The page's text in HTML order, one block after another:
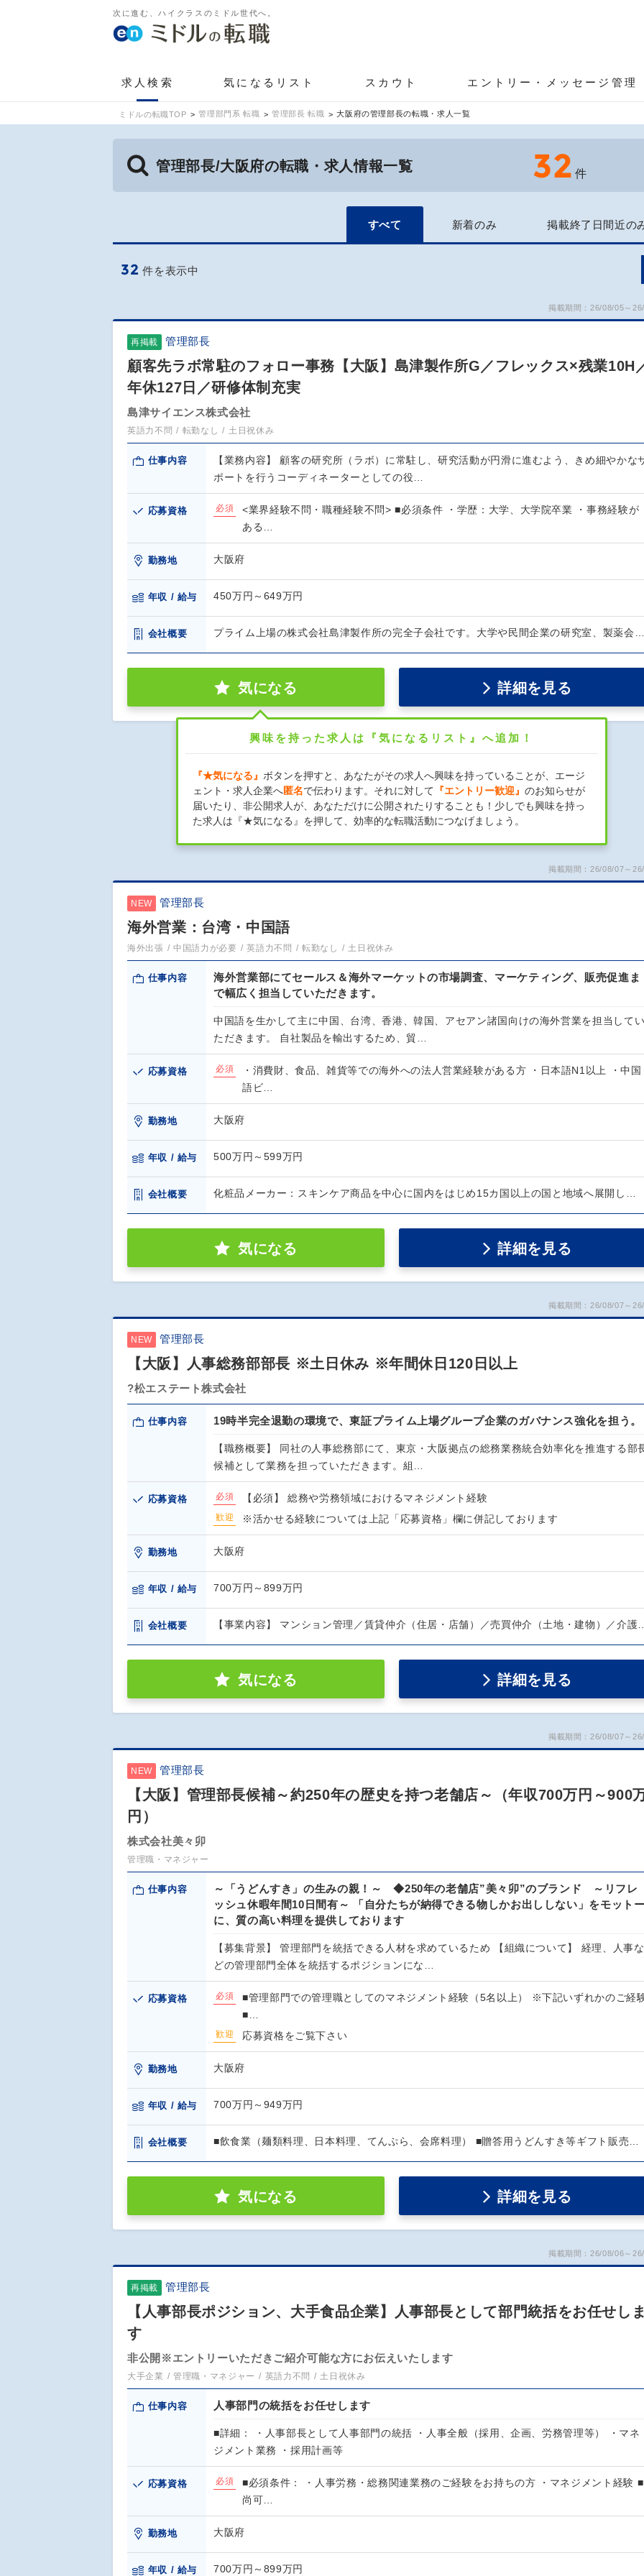
次に進む、ハイクラスのミドル世代へ。
求人検索 気になるリスト スカウト エントリー・メッセージ管理
ミドルの転職TOP 管理部門系 転職 管理部長 転職 大阪府の管理部長の転職・求人一覧
管理部長/大阪府の転職・求人情報一覧 32 件
すべて 新着のみ 掲載終了日間近の
32 件を表示中
掲載期間：26/08/05～
再掲載 管理部長
顧客先ラボ常駐のフォロー事務【大阪】島津製作所G／フレックス×残業10H
年休127日／研修体制充実
島津サイエンス株式会社
英語力不問 転勤なし 土日祝休み
仕事内容
【業務内容】 顧客の研究所（ラボ）に常駐し、研究活動が円滑に進むよう、きめ細やかな
ポートを行うコーディネーターとしての役…
応募資格 必須
<業界経験不問・職種経験不問> ■必須条件 ・学歴：大学、大学院卒業 ・事務経験が
ある…
勤務地 大阪府
年収 / 給与 450万円～649万円
会社概要 プライム上場の株式会社島津製作所の完全子会社です。大学や民間企業の研究室、製薬会
気になる 詳細を見る
興味を持った求人は『気になるリスト』へ追加！
『★気になる』 ボタンを押すと、あなたがその求人へ興味を持っていることが、エージ
ェント・求人企業へ匿名で伝わります。それに対して 『エントリー歓迎』 のお知らせが
届いたり、非公開求人が、あなただけに公開されたりすることも！少しでも興味を持っ
た求人は『★気になる』を押して、効率的な転職活動につなげましょう。
掲載期間：26/08/07～
NEW 管理部長
海外営業：台湾・中国語
海外出張 中国語力が必要 英語力不問 転勤なし 土日祝休み
仕事内容
海外営業部にてセールス＆海外マーケットの市場調査、マーケティング、販売促進ま
で幅広く担当していただきます。
中国語を生かして主に中国、台湾、香港、韓国、アセアン諸国向けの海外営業を担当して
ただきます。 自社製品を輸出するため、貿…
応募資格 必須
・消費財、食品、雑貨等での海外への法人営業経験がある方 ・日本語N1以上 ・中国
語ビ…
勤務地 大阪府
年収 / 給与 500万円～599万円
会社概要 化粧品メーカー：スキンケア商品を中心に国内をはじめ15カ国以上の国と地域へ展開し…
気になる 詳細を見る
掲載期間：26/08/07～
NEW 管理部長
【大阪】人事総務部部長 ※土日休み ※年間休日120日以上
?松エステート株式会社
仕事内容 19時半完全退勤の環境で、東証プライム上場グループ企業のガバナンス強化を担う。
【職務概要】 同社の人事総務部にて、東京・大阪拠点の総務業務統合効率化を推進する部
候補として業務を担っていただきます。組…
応募資格 必須 【必須】 総務や労務領域におけるマネジメント経験
歓迎 ※活かせる経験については上記「応募資格」欄に併記しております
勤務地 大阪府
年収 / 給与 700万円～899万円
会社概要 【事業内容】 マンション管理／賃貸仲介（住居・店舗）／売買仲介（土地・建物）／介
気になる 詳細を見る
掲載期間：26/08/07～
NEW 管理部長
【大阪】管理部長候補～約250年の歴史を持つ老舗店～（年収700万円～900
円）
株式会社美々卯
管理職・マネジャー
仕事内容
～「うどんすき」の生みの親！～ ◆250年の老舗店”美々卯”のブランド ～リフレ
ッシュ休暇年間10日間有～ 「自分たちが納得できる物しかお出ししない」をモット
に、質の高い料理を提供しております
【募集背景】 管理部門を統括できる人材を求めているため 【組織について】 経理、人事な
どの管理部門全体を統括するポジションにな…
応募資格 必須
■管理部門での管理職としてのマネジメント経験（5名以上） ※下記いずれかのご経
■…
歓迎 応募資格をご覧下さい
勤務地 大阪府
年収 / 給与 700万円～949万円
会社概要 ■飲食業（麺類料理、日本料理、てんぷら、会席料理） ■贈答用うどんすき等ギフト販売…
気になる 詳細を見る
掲載期間：26/08/06～
再掲載 管理部長
【人事部長ポジション、大手食品企業】人事部長として部門統括をお任せし
す
非公開※エントリーいただきご紹介可能な方にお伝えいたします
大手企業 管理職・マネジャー 英語力不問 土日祝休み
仕事内容 人事部門の統括をお任せします
■詳細： ・人事部長として人事部門の統括 ・人事全般（採用、企画、労務管理等） ・マネ
ジメント業務 ・採用計画等
応募資格 必須
■必須条件： ・人事労務・総務関連業務のご経験をお持ちの方 ・マネジメント経験 ■
尚可…
勤務地 大阪府
年収 / 給与 700万円～899万円